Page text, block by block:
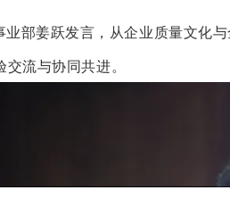
业部姜跃发言，从企业质量文化
流与协同共进。